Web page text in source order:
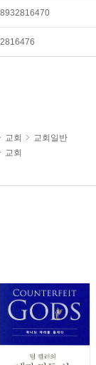
교회
교회일반
교회